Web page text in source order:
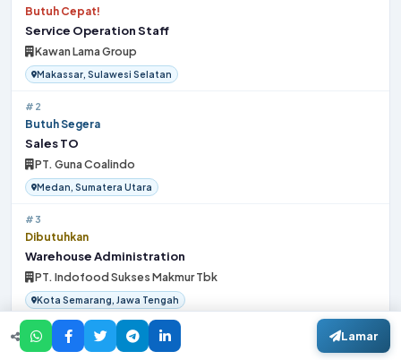
Butuh Cepat!
Service Operation Staff
Kawan Lama Group
Makassar, Sulawesi Selatan
#2
Butuh Segera
Sales TO
PT. Guna Coalindo
Medan, Sumatera Utara
#3
Dibutuhkan
Warehouse Administration
PT. Indofood Sukses Makmur Tbk
Kota Semarang, Jawa Tengah
#4
Butuh Cepat!
Lamar